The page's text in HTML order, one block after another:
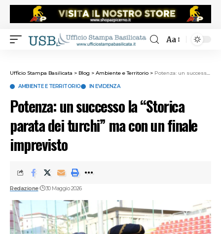
Aa
Ufficio Stampa Basilicata > Blog > Ambiente e Territorio > Potenza: un successo la “Storica parata dei turchi” ma con un finale imprevisto
AMBIENTE E TERRITORIO IN EVIDENZA
Potenza: un successo la “Storica
parata dei turchi” ma con un finale
imprevisto
Redazione 30 Maggio 2026